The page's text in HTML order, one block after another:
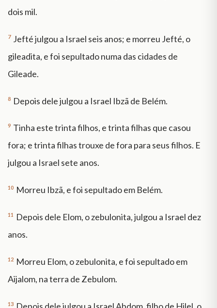
dois mil.
7 Jefté julgou a Israel seis anos; e morreu Jefté, o
gileadita, e foi sepultado numa das cidades de
Gileade.
8 Depois dele julgou a Israel Ibzã de Belém.
9 Tinha este trinta filhos, e trinta filhas que casou
fora; e trinta filhas trouxe de fora para seus filhos. E
julgou a Israel sete anos.
10 Morreu Ibzã, e foi sepultado em Belém.
11
Depois dele Elom, o zebulonita, julgou a Israel dez
anos.
12 Morreu Elom, o zebulonita, e foi sepultado em
Aijalom, na terra de Zebulom.
13 Depois dele julgou a Israel Abdom, filho de Hilel, o